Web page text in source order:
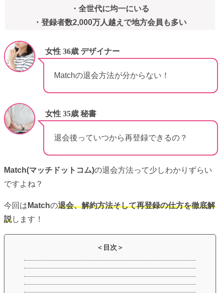
・全世代に均一にいる
・登録者数2,000万人越えで地方会員も多い
女性 36歳 デザイナー
Matchの退会方法が分からない！
女性 35歳 秘書
退会後っていつから再登録できるの？
Match(マッチドットコム)の退会方法って少しわかりずらい
ですよね？
今回は Matchの退会、解約方法そして再登録の仕方を徹底解
説します！